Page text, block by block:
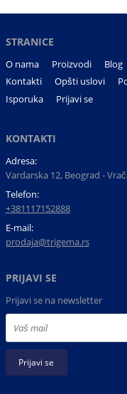
STRANICE
O nama Proizvodi Blog
Kontakti
Opšti uslovi
Isporuka
Prijavi se
KONTAKTI
Adresa:
Vardarska 12, Beograd -
Telefon:
+381117152888
E-mail:
prodaja@trigema.rs
PRIJAVI SE
Prijavi se na newsletter
Prijavi se